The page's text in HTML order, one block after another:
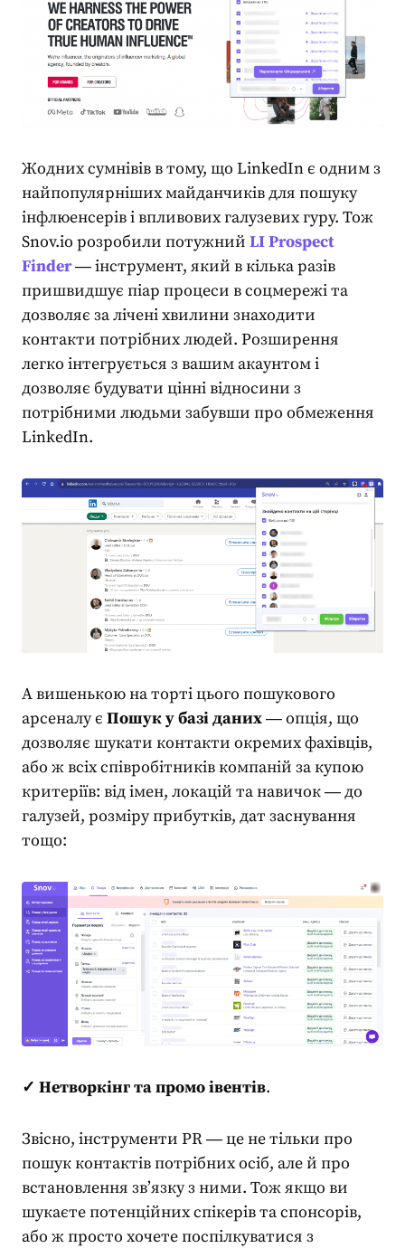
Жодних сумнівів в тому, що LinkedIn є одним з
найпопулярніших майданчиків для пошуку
інфлюенсерів і впливових галузевих гуру. Тож
Snov.io розробили потужний LI Prospect
Finder― інструмент, який в кілька разів
пришвидшує піар процеси в соцмережі та
дозволяє за лічені хвилини знаходити
контакти потрібних людей. Розширення
легко інтегрується з вашим акаунтом і
дозволяє будувати цінні відносини з
потрібними людьми забувши про обмеження
LinkedIn.
А вишенькою на торті цього пошукового
арсеналу є Пошук у базі даних― опція, що
дозволяє шукати контакти окремих фахівців,
або ж всіх співробітників компаній за купою
критеріїв: від імен, локацій та навичок ― до
галузей, розміру прибутків, дат заснування
тощо:
✓ Нетворкінг та промо івентів.
Звісно, інструменти PR― це не тільки про
пошук контактів потрібних осіб, але й про
встановлення зв’язку з ними. Тож якщо ви
шукаєте потенційних спікерів та спонсорів,
або ж просто хочете поспілкуватися з